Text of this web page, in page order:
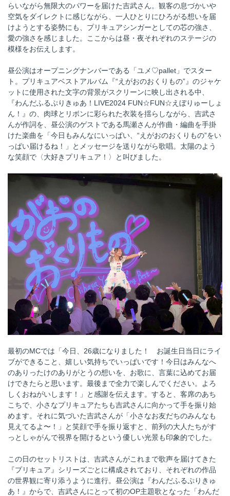
らいながら無限大のパワーを届けた吉武さん。観客の息づかいや
空気をダイレクトに感じながら、一人ひとりにひろがる想いを届
けようとする姿勢にも、プリキュアシンガーとしての芯の強さ、
愛の強さを感じました。ここからは昼・夜それぞれのステージの
模様をお伝えします。
昼公演はオープニングナンバーである「ユメ♡pallet」でスター
ト。プリキュアベストアルバム『“えがおのおくりもの”』のジャケ
ットに使用された文字の背景がスクリーンに映し出される中、
『わんだふるぷりきゅあ！LIVE2024 FUN☆FUN☆えぼりゅーしょ
ん！』の、肉球とリボンに彩られた衣装を揺らしながら、吉武さ
んが作詞を、昼公演のゲストである馬瀬さんが作曲・編曲を手掛
けた楽曲を「今日もみんなにいっぱい、“えがおのおくりもの”をい
っぱい届けるね！」とメッセージを送りながら歌唱。太陽のよう
な笑顔で〈大好きプリキュア！〉と叫びました。
最初のMCでは「今日、26歳になりました！ お誕生日当日にライ
ブができること、嬉しい気持ちでいっぱいです！今日はみんなへ
のありったけのありがとうの想いを、お歌に、言葉に込めてお届
けできたらと思います。最後まで全力で楽しんでください。よろ
しくおねがいします！」と感謝を伝えます。すると、客席のあち
こちで、小さなプリキュアたちも吉武さんに向かって手を振り始
めます。それに気づいた吉武さんが「小さなお友だちのみんなも
見えてるよ〜！」と笑顔で手を振り返すと、前列の大人たちがす
っとしゃがんで視界を開けるという優しい光景も印象的でした。
この日のセットリストは、吉武さんがこれまで歌声を届けてきた
『プリキュア』シリーズごとに構成されており、それぞれの作品
の世界観に寄り添うように進行。昼公演は『わんだふるぷりきゅ
あ！』からで、吉武さんにとって初のOP主題歌となった「わんだ